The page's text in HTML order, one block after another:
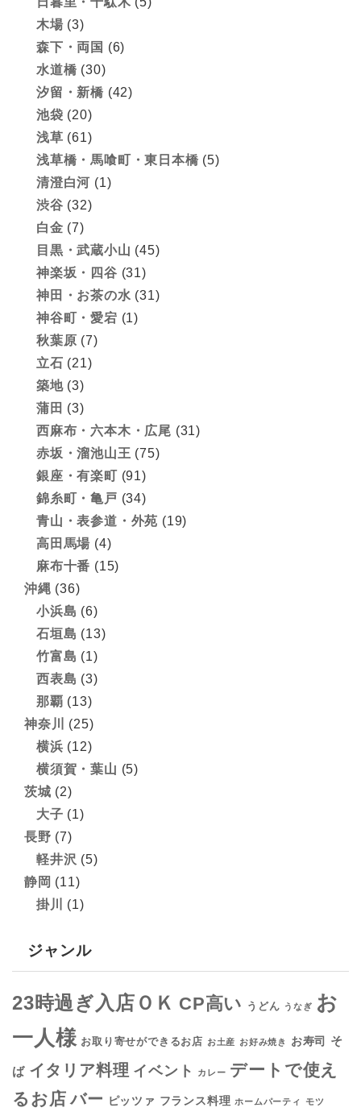
木場 (3)
森下・両国 (6)
水道橋 (30)
汐留・新橋 (42)
池袋 (20)
浅草 (61)
浅草橋・馬喰町・東日本橋 (5)
清澄白河 (1)
渋谷 (32)
白金 (7)
目黒・武蔵小山 (45)
神楽坂・四谷 (31)
神田・お茶の水 (31)
神谷町・愛宕 (1)
秋葉原 (7)
立石 (21)
築地(3)
蒲田 (3)
西麻布・六本木・広尾 (31)
赤坂・溜池山王 (75)
銀座・有楽町 (91)
錦糸町・亀戸 (34)
青山・表参道・外苑 (19)
高田馬場 (4)
麻布十番 (15)
沖縄 (36)
小浜島 (6)
石垣島 (13)
竹富島 (1)
西表島 (3)
那覇 (13)
神奈川
(25)
横浜 (12)
横須賀・葉山 (5)
茨城 (2)
大子 (1)
長野 (7)
軽井沢 (5)
静岡 (11)
掛川
(1)
ジャンル
23時過ぎ入店ＯＫ CP高い うどん うなぎ お
一人様 お取り寄せができるお店 お土産 お好み焼き お寿司 そ
ば イタリア料理 イベント カレー デートで使え
るお店 バー ピッツァ フランス料理 ホームパーティ モツ